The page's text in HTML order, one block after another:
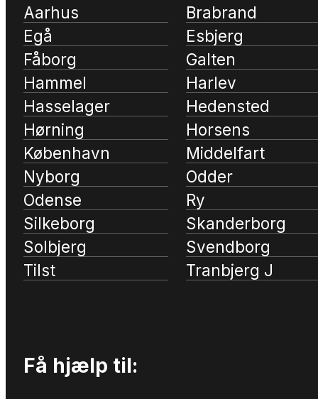
Aarhus
Brabrand
Egå
Esbjerg
Fåborg
Galten
Hammel
Harlev
Hasselager
Hedensted
Hørning
Horsens
København
Middelfart
Nyborg
Odder
Odense
Ry
Silkeborg
Skanderborg
Solbjerg
Svendborg
Tilst
Tranbjerg J
Få hjælp til: